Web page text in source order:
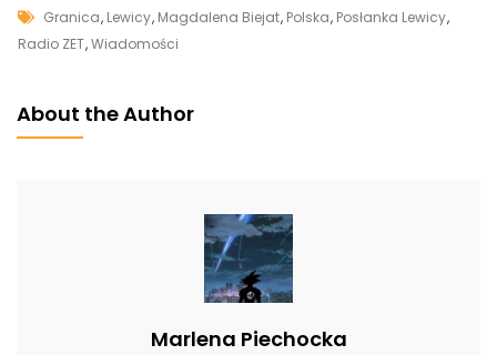
Posłanka
Podstawówka
Była
Dawno”
[WIDEO]
Tags
Granica, Lewicy, Magdalena Biejat, Polska, Posłanka Lewicy,
Radio ZET,Wiadomości
About the Author
Marlena Piechocka